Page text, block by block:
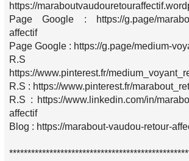
https://
Page Google : https://g.page/
affectif
Page Google : https://g.page/medium-
https://www.pinterest.fr/
R.S : https://www.pinterest.fr/
R.S : https://www.linkedin.com/in/
affectif
Blog : https://marabout-vaudou-retour-